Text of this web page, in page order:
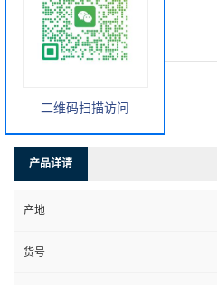
产品详请
产地
货号
二维码扫描访问